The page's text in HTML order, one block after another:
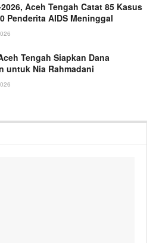
Aceh Tengah Catat 85 Kasus
Penderita AIDS Meninggal
Tengah Siapkan Dana
untuk Nia Rahmadani